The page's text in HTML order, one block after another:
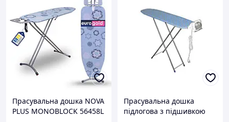
Прасувальна дошка NOVA
PLUS MONOBLOCK 56458L
Прасувальна дошка
підлогова з підшивкою